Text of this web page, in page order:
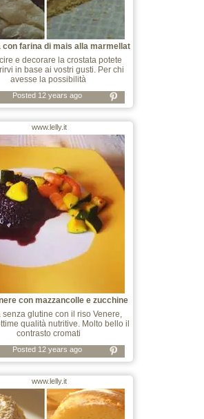
con farina di mais alla marmellat
e decorare la crostata potete
in base ai vostri gusti. Per chi
avesse la possibilità
Posted 12 years ago
www.lelly.it
con mazzancolle e zucchine
senza glutine con il riso Venere,
qualità nutritive. Molto bello il
contrasto cromati
Posted 12 years ago
www.lelly.it